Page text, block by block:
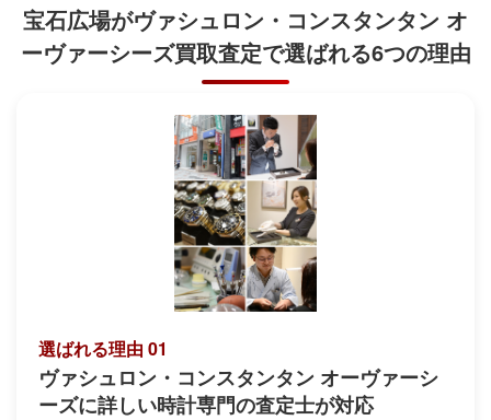
宝石広場がヴァシュロン・コンスタンタン オ
ーヴァーシーズ買取査定で選ばれる6つの理由
選ばれる理由 01
ヴァシュロン・コンスタンタン オーヴァーシ
ーズに詳しい時計専門の査定士が対応